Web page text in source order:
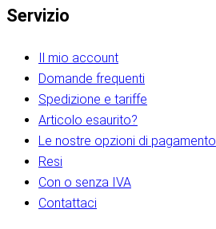
Servizio
Il mio account
Domande frequenti
Spedizione e tariffe
Articolo esaurito?
Le nostre opzioni di pagamento
Resi
Con o senza IVA
Contattaci